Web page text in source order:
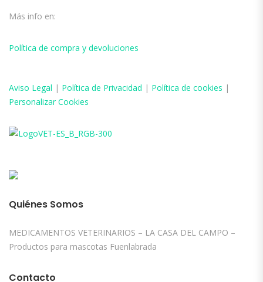
Más info en:
Política de compra y devoluciones
Aviso Legal | Política de Privacidad | Política de cookies |
Personalizar Cookies
Quiénes Somos
MEDICAMENTOS VETERINARIOS – LA CASA DEL CAMPO –
Productos para mascotas Fuenlabrada
Contacto